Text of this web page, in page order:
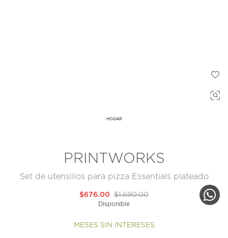
HOGAR
PRINTWORKS
Set de utensilios para pizza Essentials plateado
$1,690.00
$676.00
Disponible
MESES SIN INTERESES